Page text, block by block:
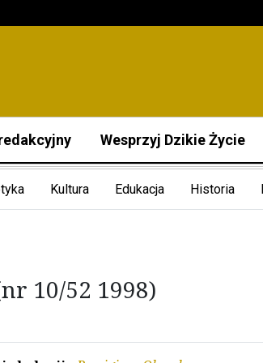
Wesprzyj Dzikie Życie
Kultura Edukacja Historia
10/52 1998)